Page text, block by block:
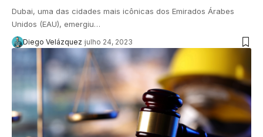
Dubai, uma das cidades mais icônicas dos Emirados Árabes
Unidos (EAU), emergiu…
Diego Velázquez julho 24, 2023